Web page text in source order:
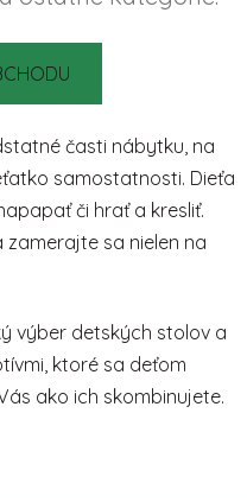
časti nábytku, na
samostatnosti. Dieťa
či hrať a kresliť.
sa nielen na
výber detských stolov a
ktoré sa deťom
ako ich skombinujete.